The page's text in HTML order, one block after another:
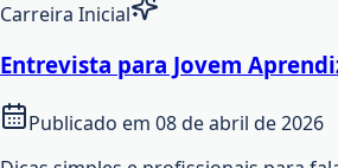
Carreira Inicial
Entrevista para Jovem
Publicado em 08 de abril de 2026